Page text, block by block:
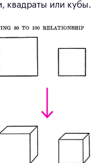
квадраты или кубы.